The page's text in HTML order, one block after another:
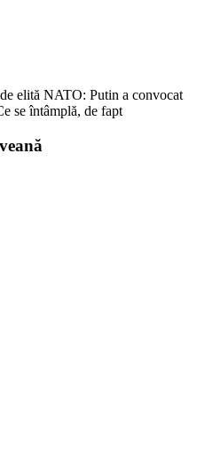
elită NATO: Putin a convocat
se întâmplă, de fapt